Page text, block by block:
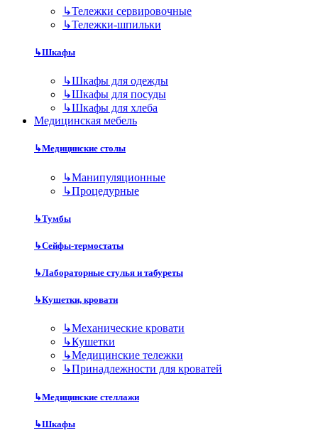
↳Тележки сервировочные
↳Тележки-шпильки
↳Шкафы
↳Шкафы для одежды
↳Шкафы для посуды
↳Шкафы для хлеба
Медицинская мебель
↳Медицинские столы
↳Манипуляционные
↳Процедурные
↳Тумбы
↳Сейфы-термостаты
↳Лабораторные стулья и табуреты
↳Кушетки, кровати
↳Механические кровати
↳Кушетки
↳Медицинские тележки
↳Принадлежности для кроватей
↳Медицинские стеллажи
↳Шкафы